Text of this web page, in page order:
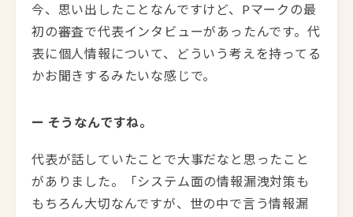
今、思い出したことなんですけど、Pマークの最
初の審査で代表インタビューがあったんです。代
表に個人情報について、どういう考えを持ってる
かお聞きするみたいな感じで。
ー そうなんですね。
代表が話していたことで大事だなと思ったこと
がありました。「システム面の情報漏洩対策も
もちろん大切なんですが、世の中で言う情報漏